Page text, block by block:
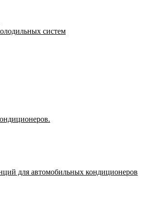
систем
для автомобильных кондиционеров